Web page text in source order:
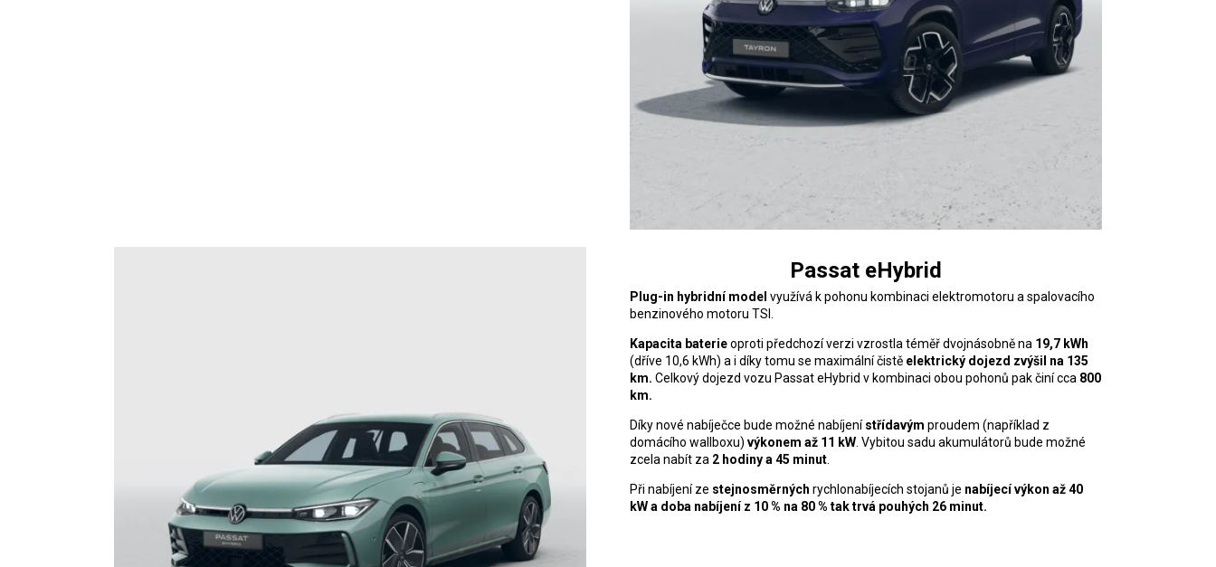
Passat eHybrid
Plug-in hybridní model využívá k pohonu kombinaci elektromotoru a spalovacího
benzinového motoru TSI.
Kapacita baterieoproti předchozí verzi vzrostla téměř dvojnásobně na 19,7 kWh
(dříve 10,6 kWh) a i díky tomu se maximální čistě elektrický dojezd zvýšil na 135
km. Celkový dojezd vozu Passat eHybrid v kombinaci obou pohonů pak činí cca 800
km.
Díky nové nabíječce bude možné nabíjenístřídavým proudem (například z
domácího wallboxu) výkonem až 11 kW. Vybitou sadu akumulátorů bude možné
zcela nabít za 2 hodiny a 45 minut.
Při nabíjení ze stejnosměrných rychlonabíjecích stojanů je nabíjecí výkon až 40
kW a doba nabíjení z 10 % na 80 % tak trvá pouhých 26 minut.